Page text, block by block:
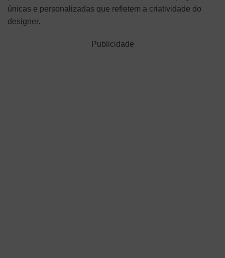
únicas e personalizadas que refletem a criatividade do
designer.
Publicidade